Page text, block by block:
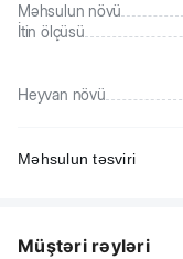
Məhsulun növü
İtin ölçüsü
Heyvan növü
Məhsulun təsviri
məhdudlaşdırmır.
Müştəri rəyləri